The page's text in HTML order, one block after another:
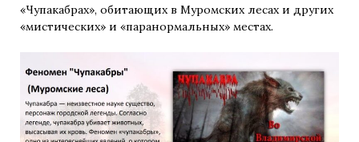
«Чупакабрах», обитающих в Муромских лесах и других
«мистических» и «паранормальных» местах.